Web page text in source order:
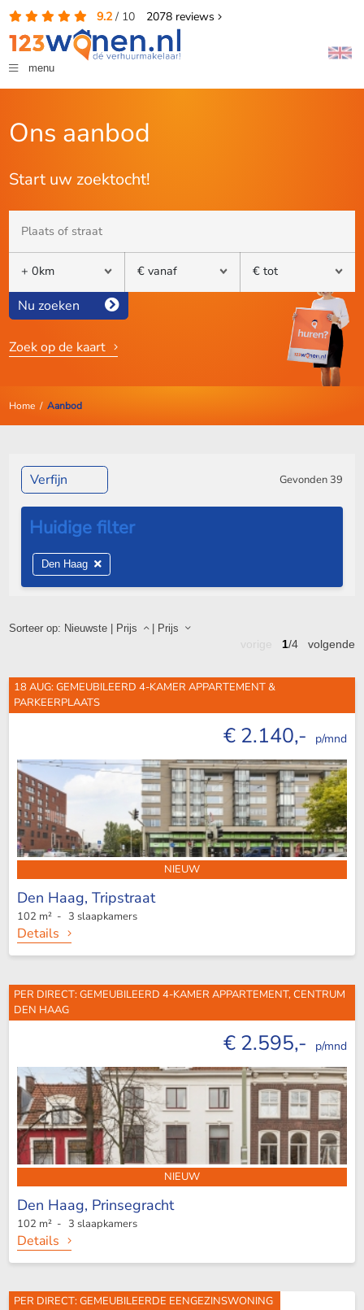
9.2/ 10 2078reviews
menu
Ons aanbod
Start uw zoektocht!
Nu zoeken
Zoek op de kaart
Home/ Aanbod
Sorteer op: Nieuwste| Prijs | Prijs
1/4volgende
18 AUG: GEMEUBILEERD 4-KAMER APPARTEMENT &
PARKEERPLAATS
€ 2.140,- p/mnd
NIEUW
Den Haag, Tripstraat
102 m² - 3 slaapkamers
Details
PER DIRECT: GEMEUBILEERD 4-KAMER APPARTEMENT, CENTRUM
DEN HAAG
€ 2.595,- p/mnd
NIEUW
Den Haag, Prinsegracht
102 m² - 3 slaapkamers
Details
PER DIRECT: GEMEUBILEERDE EENGEZINSWONING
Verfijn Gevonden 39
Den Haag